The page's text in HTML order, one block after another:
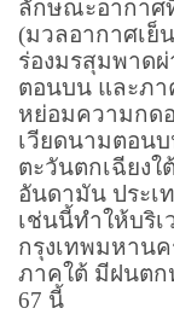
ลักษณะอากาศ
(มวลอากาศเย็
ร่องมรสุมพาด
ตอนบน และภา
หย่อมความกด
เวียดนามตอน
ตะวันตกเฉียง
อันดามัน ประเ
เช่นนี้ทำให้บริ
กรุงเทพมหาน
ภาคใต้ มีฝนตก
67 นี้